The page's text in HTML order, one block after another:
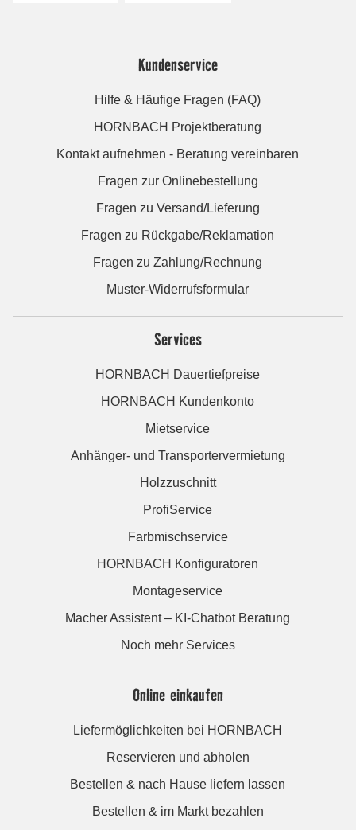
Kundenservice
Hilfe & Häufige Fragen (FAQ)
HORNBACH Projektberatung
Kontakt aufnehmen - Beratung vereinbaren
Fragen zur Onlinebestellung
Fragen zu Versand/Lieferung
Fragen zu Rückgabe/Reklamation
Fragen zu Zahlung/Rechnung
Muster-Widerrufsformular
Services
HORNBACH Dauertiefpreise
HORNBACH Kundenkonto
Mietservice
Anhänger- und Transportervermietung
Holzzuschnitt
ProfiService
Farbmischservice
HORNBACH Konfiguratoren
Montageservice
Macher Assistent – KI-Chatbot Beratung
Noch mehr Services
Online einkaufen
Liefermöglichkeiten bei HORNBACH
Reservieren und abholen
Bestellen & nach Hause liefern lassen
Bestellen & im Markt bezahlen